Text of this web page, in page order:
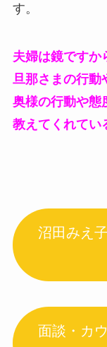
す。
夫婦は鏡ですか
旦那さまの行動
奥様の行動や態
教えてくれてい
沼田みえ
面談・カ